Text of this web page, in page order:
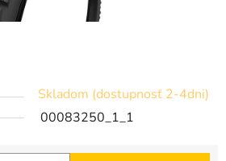
Skladom (dostupnosť 2-4dni)
00083250_1_1